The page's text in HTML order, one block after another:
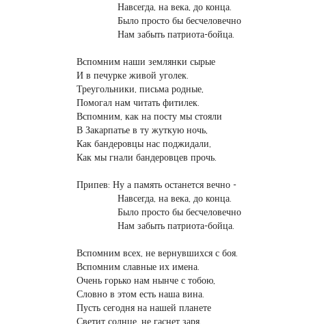
Навсегда, на века, до конца.
Было просто бы бесчеловечно
Нам забыть патриота-бойца.
Вспомним наши землянки сырые
И в печурке живой уголек.
Треугольники, письма родные,
Помогал нам читать фитилек.
Вспомним, как на посту мы стояли
В Закарпатье в ту жуткую ночь,
Как бандеровцы нас поджидали,
Как мы гнали бандеровцев прочь.
Припев: Ну а память останется вечно -
Навсегда, на века, до конца.
Было просто бы бесчеловечно
Нам забыть патриота-бойца.
Вспомним всех, не вернувшихся с боя.
Вспомним славные их имена.
Очень горько нам нынче с тобою,
Словно в этом есть наша вина.
Пусть сегодня на нашей планете
Светит солнце, не гаснет заря.